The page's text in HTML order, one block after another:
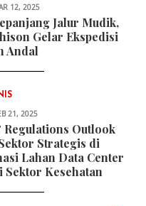
12, 2025
Jalur Mudik,
Gelar Ekspedisi
Andal
21, 2025
Outlook
Strategis di
Lahan Data Center
Sektor Kesehatan